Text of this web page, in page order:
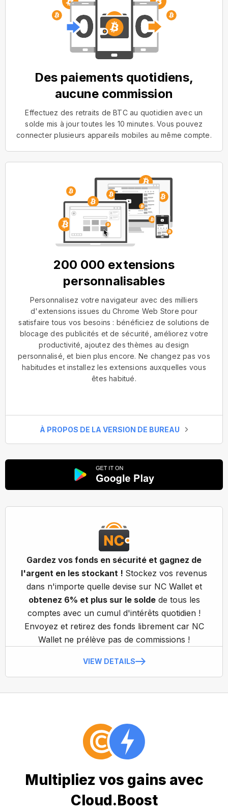
Des paiements quotidiens,
aucune commission
Effectuez des retraits de BTC au quotidien avec un
solde mis à jour toutes les 10 minutes. Vous pouvez
connecter plusieurs appareils mobiles au même compte.
200 000 extensions
personnalisables
Personnalisez votre navigateur avec des milliers
d'extensions issues du Chrome Web Store pour
satisfaire tous vos besoins : bénéficiez de solutions de
blocage des publicités et de sécurité, améliorez votre
productivité, ajoutez des thèmes au design
personnalisé, et bien plus encore. Ne changez pas vos
habitudes et installez les extensions auxquelles vous
êtes habitué.
À PROPOS DE LA VERSION DE BUREAU
Gardez vos fonds en sécurité et gagnez de
l'argent en les stockant ! Stockez vos revenus
dans n'importe quelle devise sur NC Wallet et
obtenez 6% et plus sur le soldede tous les
comptes avec un cumul d'intérêts quotidien !
Envoyez et retirez des fonds librement car NC
Wallet ne prélève pas de commissions !
VIEW DETAILS
Multipliez vos gains avec
Cloud.Boost